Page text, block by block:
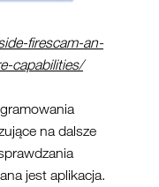
firescam-an-
capabilities/
na dalsze
jest aplikacja.